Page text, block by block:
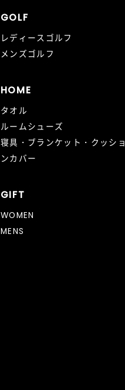
GOLF
レディースゴルフ
メンズゴルフ
HOME
タオル
ルームシューズ
寝具・ブランケット・クッショ
ンカバー
GIFT
WOMEN
MENS